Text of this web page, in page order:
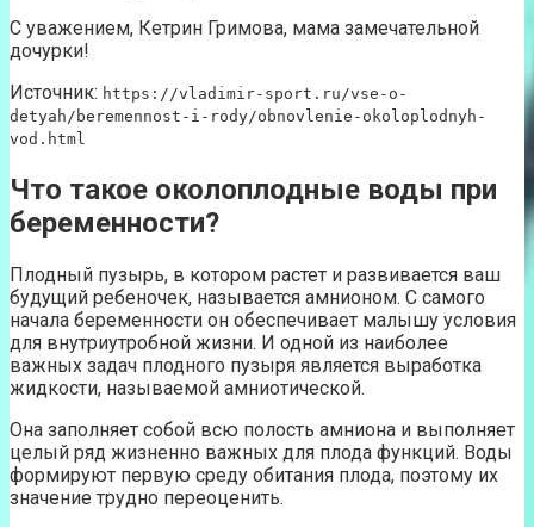
С уважением, Кетрин Гримова, мама замечательной
дочурки!
Источник: https://vladimir-sport.ru/vse-o-
detyah/beremennost-i-rody/obnovlenie-okoloplodnyh-
vod.html
Что такое околоплодные воды при
беременности?
Плодный пузырь, в котором растет и развивается ваш
будущий ребеночек, называется амнионом. С самого
начала беременности он обеспечивает малышу условия
для внутриутробной жизни. И одной из наиболее
важных задач плодного пузыря является выработка
жидкости, называемой амниотической.
Она заполняет собой всю полость амниона и выполняет
целый ряд жизненно важных для плода функций. Воды
формируют первую среду обитания плода, поэтому их
значение трудно переоценить.